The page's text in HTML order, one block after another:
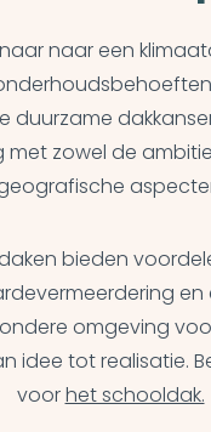
naar een
duurzame
met zowel de
bieden
omgeving
idee tot realisatie.
voorhet schooldak.